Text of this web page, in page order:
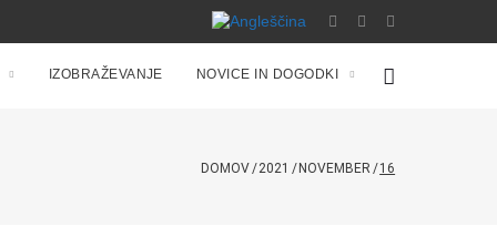
IZOBRAŽEVANJE NOVICE IN DOGODKI
DOMOV/2021 / NOVEMBER /16